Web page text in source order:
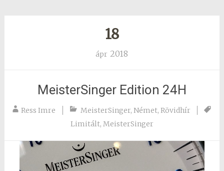
18
ápr 2018
MeisterSinger Edition 24H
Ress Imre MeisterSinger, Német,Rövidhír
Limitált, MeisterSinger